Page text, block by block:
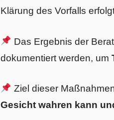
Klärung des Vorfalls
Das Ergebnis der
dokumentiert werden, um
Ziel dieser
Gesicht wahren kann